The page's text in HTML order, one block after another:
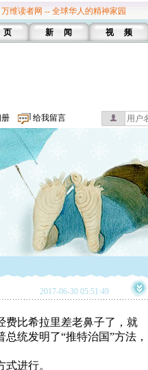
万维读者网 -- 全球华人的精神家园
新 闻 视 频
给我留言
2017-06-30 05:51:49
费比希拉里差老鼻子了，就
统发明了“推特治国”方法，
进行。